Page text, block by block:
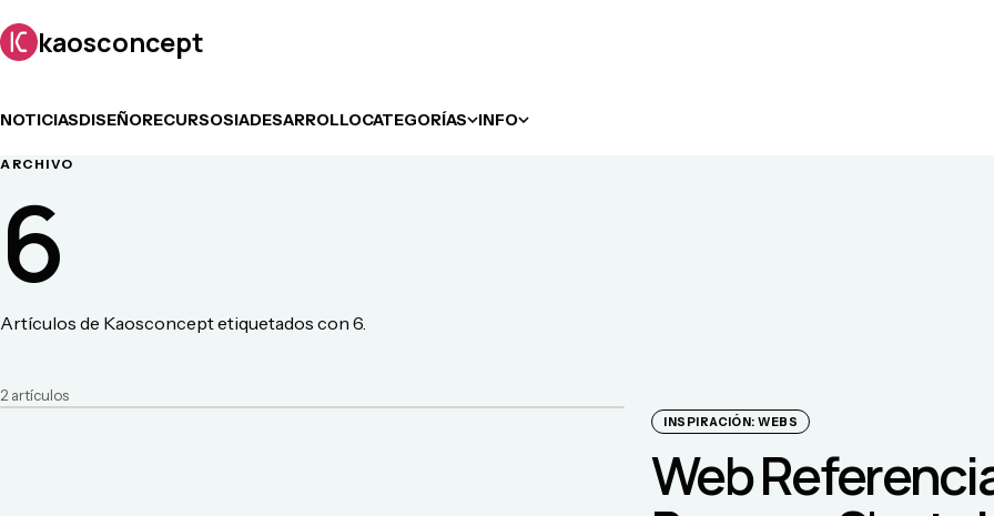
kaosconcept
NOTICIASDISEÑORECURSOSIADESARROLLOCATEGORÍAS INFO
ARCHIVO
6
Artículos de Kaosconcept etiquetados con 6.
2 artículos
INSPIRACIÓN: WEBS
Web